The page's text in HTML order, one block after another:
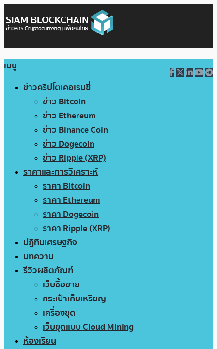
เมนู
ข่าวคริปโตเคอเรนซี่
ข่าว Bitcoin
ข่าว Ethereum
ข่าว Binance Coin
ข่าว Dogecoin
ข่าว Ripple (XRP)
ราคาและการวิเคราะห์
ราคา Bitcoin
ราคา Ethereum
ราคา Dogecoin
ราคา Ripple (XRP)
ปฏิทินเศรษฐกิจ
บทความ
รีวิวผลิตภัณฑ์
เว็บซื้อขาย
กระเป๋าเก็บเหรียญ
เครื่องขุด
เว็บขุดแบบ Cloud Mining
ห้องเรียน